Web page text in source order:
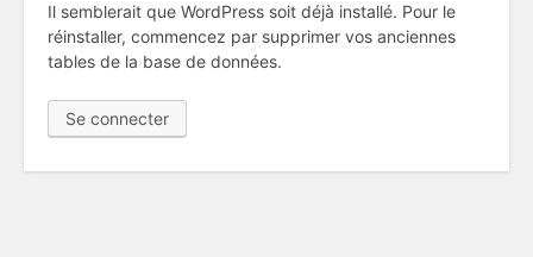
Il semblerait que WordPress soit déjà installé. Pour le
réinstaller, commencez par supprimer vos anciennes
tables de la base de données.
Se connecter